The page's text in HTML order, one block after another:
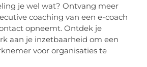
je wel wat? Ontvang meer
coaching van een e-coach
opneemt. Ontdek je
aan je inzetbaarheid om een
voor organisaties te